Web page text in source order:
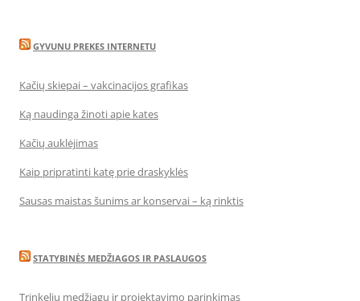
GYVUNU PREKES INTERNETU
Kačių skiepai – vakcinacijos grafikas
Ką naudinga žinoti apie kates
Kačių auklėjimas
Kaip pripratinti katę prie draskyklės
Sausas maistas šunims ar konservai – ką rinktis
STATYBINĖS MEDŽIAGOS IR PASLAUGOS
Trinkelių medžiagų ir projektavimo parinkimas